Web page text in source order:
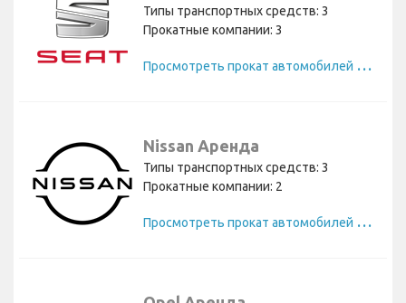
Типы транспортных средств: 3
Прокатные компании: 3
П
росмотреть прокат автомобилей Seat
Nissan Аренда
Типы транспортных средств: 3
Прокатные компании: 2
П
росмотреть прокат автомобилей Nissan